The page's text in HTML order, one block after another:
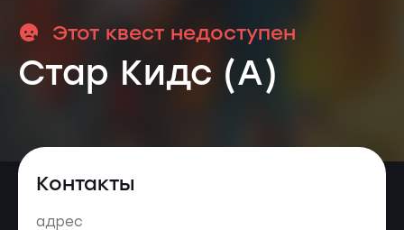
Этот квест недоступен
Стар Кидс (А)
Контакты
адрес